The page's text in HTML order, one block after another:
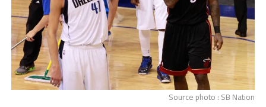
Source photo : SB Nation